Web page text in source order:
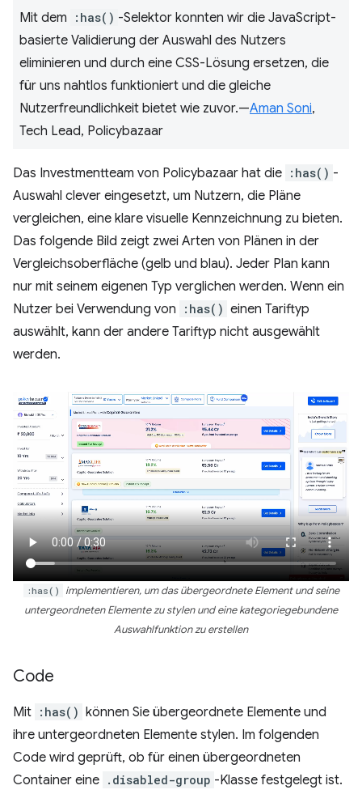
Mit dem :has() -Selektor konnten wir die JavaScript-
basierte Validierung der Auswahl des Nutzers
eliminieren und durch eine CSS-Lösung ersetzen, die
für uns nahtlos funktioniert und die gleiche
Nutzerfreundlichkeit bietet wie zuvor.—Aman Soni,
Tech Lead, Policybazaar
Das Investmentteam von Policybazaar hat die :has() -
Auswahl clever eingesetzt, um Nutzern, die Pläne
vergleichen, eine klare visuelle Kennzeichnung zu bieten.
Das folgende Bild zeigt zwei Arten von Plänen in der
Vergleichsoberfläche (gelb und blau). Jeder Plan kann
nur mit seinem eigenen Typ verglichen werden. Wenn ein
Nutzer bei Verwendung von
:has() einen Tariftyp
auswählt, kann der andere Tariftyp nicht ausgewählt
werden.
:has()
implementieren, um das übergeordnete Element und seine
untergeordneten Elemente zu stylen und eine kategoriegebundene
Auswahlfunktion zu erstellen
Code
Mit :has() können Sie übergeordnete Elemente und
ihre untergeordneten Elemente stylen. Im folgenden
Code wird geprüft, ob für einen übergeordneten
Container eine .disabled-group -Klasse festgelegt ist.